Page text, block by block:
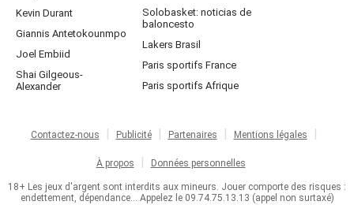
Kevin Durant
Giannis Antetokounmpo
Joel Embiid
Shai Gilgeous-
Alexander
Solobasket: noticias de
baloncesto
Lakers Brasil
Paris sportifs France
Paris sportifs Afrique
Contactez-nous Publicité Partenaires Mentions légales
À propos Données personnelles
18+ Les jeux d'argent sont interdits aux mineurs. Jouer comporte des risques :
endettement, dépendance... Appelez le 09.74.75.13.13 (appel non surtaxé)